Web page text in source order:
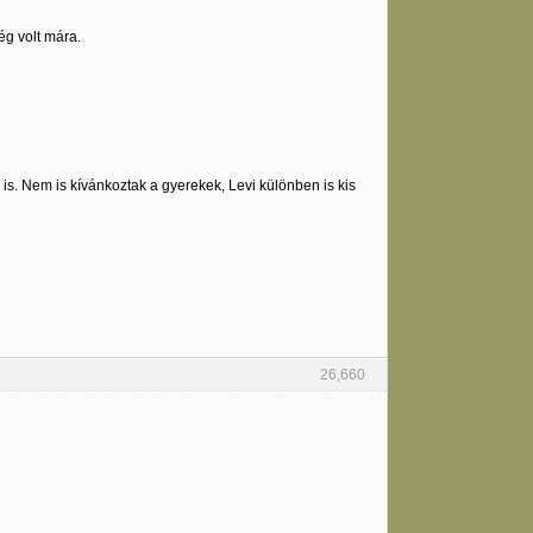
volt mára.
Nem is kívánkoztak a gyerekek, Levi különben is kis
26,660